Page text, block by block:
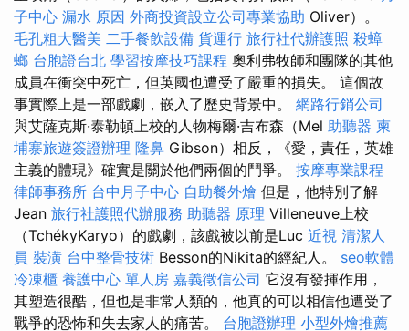
子中心 漏水 原因 外商投資設立公司專業協助 Oliver）。
毛孔粗大醫美 二手餐飲設備 貨運行 旅行社代辦護照 殺蟑
螂 台胞證台北 學習按摩技巧課程 奧利弗牧師和團隊的其他
成員在衝突中死亡，但英國也遭受了嚴重的損失。 這個故
事實際上是一部戲劇，嵌入了歷史背景中。 網路行銷公司
與艾薩克斯·泰勒頓上校的人物梅爾·吉布森（Mel 助聽器 柬
埔寨旅遊簽證辦理 隆鼻 Gibson）相反，《愛，責任，英雄
主義的體現》確實是關於他們兩個的鬥爭。 按摩專業課程
律師事務所 台中月子中心 自助餐外燴 但是，他特別了解
Jean 旅行社護照代辦服務 助聽器 原理 Villeneuve上校
（TchékyKaryo）的戲劇，該戲被以前是Luc 近視 清潔人
員 裝潢 台中整骨技術 Besson的Nikita的經紀人。 seo軟體
冷凍櫃 養護中心 單人房 嘉義徵信公司 它沒有發揮作用，
其塑造很酷，但也是非常人類的，他真的可以相信他遭受了
戰爭的恐怖和失去家人的痛苦。 台胞證辦理 小型外燴推薦